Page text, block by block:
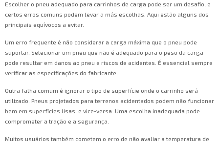
Escolher o pneu adequado para carrinhos de carga pode ser um desafio, e
certos erros comuns podem levar a más escolhas. Aqui estão alguns dos
principais equívocos a evitar.
Um erro frequente é não considerar a carga máxima que o pneu pode
suportar. Selecionar um pneu que não é adequado para o peso da carga
pode resultar em danos ao pneu e riscos de acidentes. É essencial sempre
verificar as especificações do fabricante.
Outra falha comum é ignorar o tipo de superfície onde o carrinho será
utilizado. Pneus projetados para terrenos acidentados podem não funcionar
bem em superfícies lisas, e vice-versa. Uma escolha inadequada pode
comprometer a tração e a segurança.
Muitos usuários também cometem o erro de não avaliar a temperatura de